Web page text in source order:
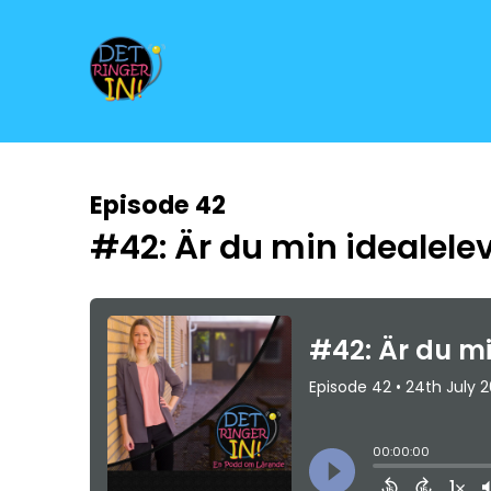
Episode 42
#42: Är du min